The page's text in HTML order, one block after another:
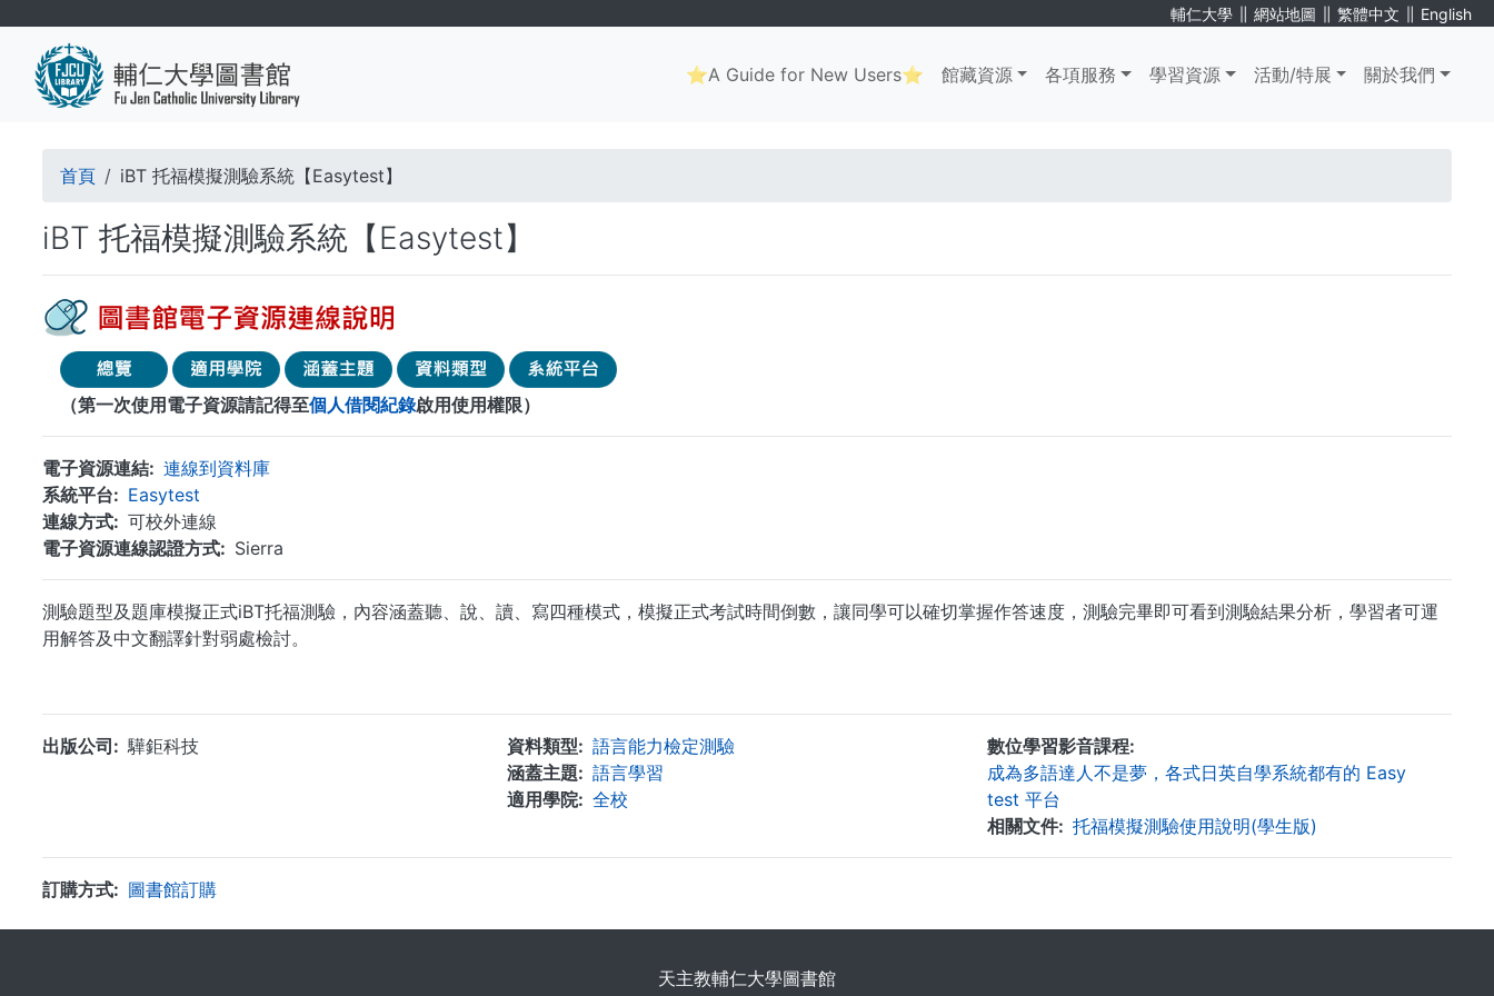
輔仁大學 ∥ 網站地圖 ∥ 繁體中文 ∥ English
Main
navigation
⭐A Guide for New Users⭐ 館藏資源 各項服務 學習資源 活動/特展 關於我們
導
連
結
首頁 iBT 托福模擬測驗系統【Easytest】
iBT 托福模擬測驗系統【Easytest】
（第一次使用電子資源請記得至個人借閱紀錄啟用使用權限）
電子資源連結
連線到資料庫
系統平台
Easytest
連線方式
可校外連線
電子資源連線認證方式
Sierra
測驗題型及題庫模擬正式iBT托福測驗，內容涵蓋聽、說、讀、寫四種模式，模擬正式考試時間倒數，讓同學可以確切掌握作答速度，測驗完畢即可看到測驗結果分析，學習者可運
用解答及中文翻譯針對弱處檢討。
出版公司 驊鉅科技 資料類型
語言能力檢定測驗
涵蓋主題
語言學習
適用學院
全校
數位學習影音課程
成為多語達人不是夢，各式日英自學系統都有的 Easy
test 平台
相關文件
托福模擬測驗使用說明(學生版)
訂購方式
圖書館訂購
天主教輔仁大學圖書館